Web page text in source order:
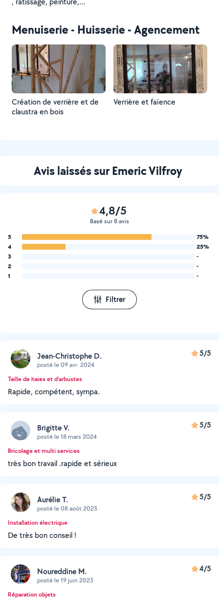
Menuiserie - Huisserie - Agencement
Création de verrière et de
claustra en bois
Verrière et faïence
Avis laissés sur Emeric Vilfroy
4,8/5
Basé sur 8 avis
5
75%
4
25%
3
-
2
-
1
-
Filtrer
Jean-Christophe D.
posté le 09 avr. 2024
5/5
Taille de haies et d'arbustes
Rapide, compétent, sympa.
Brigitte V.
posté le 18 mars 2024
5/5
Bricolage et multi services
très bon travail .rapide et sérieux
Aurélie T.
posté le 08 août 2023
5/5
Installation électrique
De très bon conseil !
Noureddine M.
posté le 19 juin 2023
4/5
Réparation objets